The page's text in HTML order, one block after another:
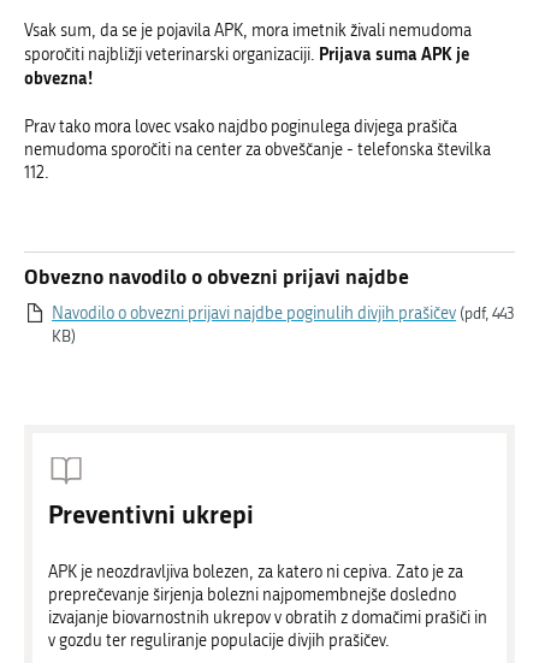
Vsak sum, da se je pojavila APK, mora imetnik živali nemudoma
sporočiti najbližji veterinarski organizaciji. Prijava suma APK je
obvezna!
Prav tako mora lovec vsako najdbo poginulega divjega prašiča
nemudoma sporočiti na center za obveščanje - telefonska številka
112.
Obvezno navodilo o obvezni prijavi najdbe
Navodilo o obvezni prijavi najdbe poginulih divjih prašičev (pdf, 443
KB)
Preventivni ukrepi
APK je neozdravljiva bolezen, za katero ni cepiva. Zato je za
preprečevanje širjenja bolezni najpomembnejše dosledno
izvajanje biovarnostnih ukrepov v obratih z domačimi prašiči in
v gozdu ter reguliranje populacije divjih prašičev.